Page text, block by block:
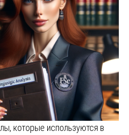
которые используются в